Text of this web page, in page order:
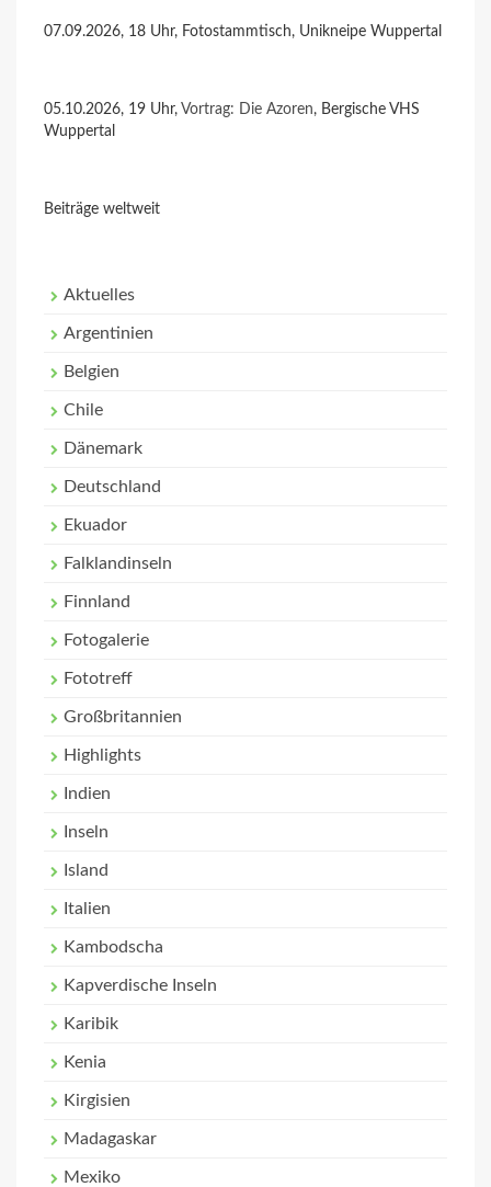
07.09.2026, 18 Uhr, Fotostammtisch, Unikneipe Wuppertal
05.10.2026, 19 Uhr, Vortrag: Die Azoren, Bergische VHS
Wuppertal
Beiträge weltweit
Aktuelles
Argentinien
Belgien
Chile
Dänemark
Deutschland
Ekuador
Falklandinseln
Finnland
Fotogalerie
Fototreff
Großbritannien
Highlights
Indien
Inseln
Island
Italien
Kambodscha
Kapverdische Inseln
Karibik
Kenia
Kirgisien
Madagaskar
Mexiko